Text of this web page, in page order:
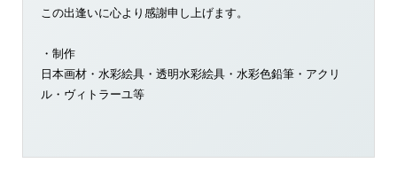
この出逢いに心より感謝申し上げます。
・制作
日本画材・水彩絵具・透明水彩絵具・水彩色鉛筆・アクリ
ル・ヴィトラーユ等